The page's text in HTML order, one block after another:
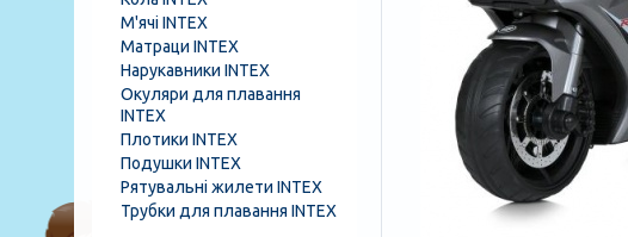
М'ячі INTEX
Матраци INTEX
Нарукавники INTEX
Окуляри для плавання
INTEX
Плотики INTEX
Подушки INTEX
Рятувальні жилети INTEX
Трубки для плавання INTEX